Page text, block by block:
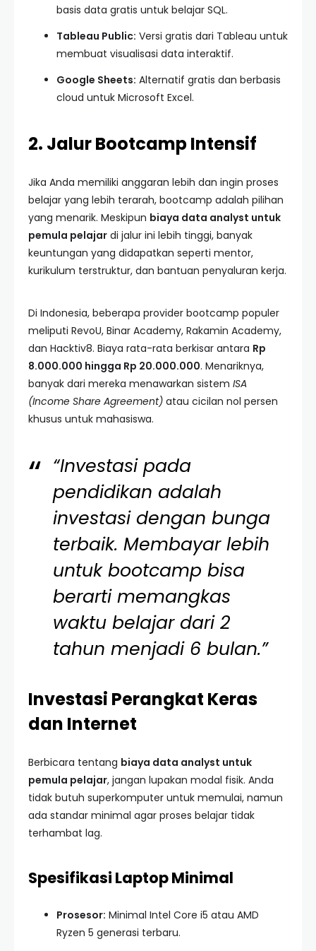
basis data gratis untuk belajar SQL.
Tableau Public: Versi gratis dari Tableau untuk
membuat visualisasi data interaktif.
Google Sheets: Alternatif gratis dan berbasis
cloud untuk Microsoft Excel.
2. Jalur Bootcamp Intensif
Jika Anda memiliki anggaran lebih dan ingin proses
belajar yang lebih terarah, bootcamp adalah pilihan
yang menarik. Meskipun biaya data analyst untuk
pemula pelajar di jalur ini lebih tinggi, banyak
keuntungan yang didapatkan seperti mentor,
kurikulum terstruktur, dan bantuan penyaluran kerja.
Di Indonesia, beberapa provider bootcamp populer
meliputi RevoU, Binar Academy, Rakamin Academy,
dan Hacktiv8. Biaya rata-rata berkisar antara Rp
8.000.000 hingga Rp 20.000.000. Menariknya,
banyak dari mereka menawarkan sistem ISA
(Income Share Agreement) atau cicilan nol persen
khusus untuk mahasiswa.
“Investasi pada
pendidikan adalah
investasi dengan bunga
terbaik. Membayar lebih
untuk bootcamp bisa
berarti memangkas
waktu belajar dari 2
tahun menjadi 6 bulan.”
Investasi Perangkat Keras
dan Internet
Berbicara tentang biaya data analyst untuk
pemula pelajar, jangan lupakan modal fisik. Anda
tidak butuh superkomputer untuk memulai, namun
ada standar minimal agar proses belajar tidak
terhambat lag.
Spesifikasi Laptop Minimal
Prosesor: Minimal Intel Core i5 atau AMD
Ryzen 5 generasi terbaru.